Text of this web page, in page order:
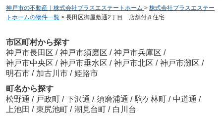
神戸市の不動産｜株式会社プラスエステートホーム > 株式会社プラスエステー
トホームの物件一覧 > 長田区御屋敷通2丁目 店舗付き住宅
市区町村から探す
神戸市長田区 / 神戸市須磨区 / 神戸市兵庫区 /
神戸市中央区 / 神戸市垂水区 / 神戸市北区 / 神戸市灘区 /
明石市 / 加古川市 / 姫路市
町名から探す
松野通 / 戸政町 / 下沢通 / 須磨浦通 / 駒ケ林町 / 中道通 /
上池田 / 東尻池町 / 潮見台町 / 白川台